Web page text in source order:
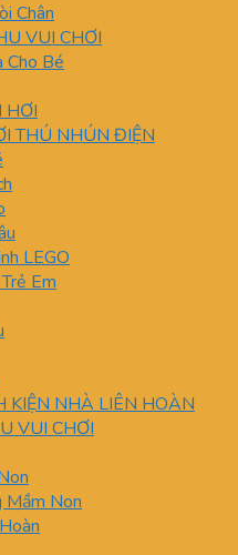
Chân
VUI CHƠI
Cho Bé
HƠI
THÚ NHÚN ĐIỆN
LEGO
Em
KIỆN NHÀ LIÊN HOÀN
VUI CHƠI
Mầm Non